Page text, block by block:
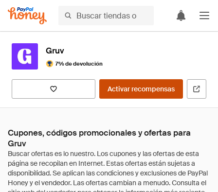
Gruv
7% de devolución
Activar recompensas
Cupones, códigos promocionales y ofertas para
Gruv